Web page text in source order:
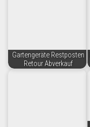
Gartengeräte Restposten
Retour Abverkauf